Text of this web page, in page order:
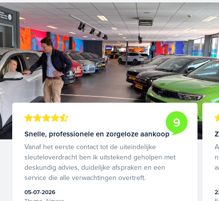
9
Snelle, professionele en zorgeloze aankoop
Vanaf het eerste contact tot de uiteindelijke
sleuteloverdracht ben ik uitstekend geholpen met
deskundig advies, duidelijke afspraken en een
service die alle verwachtingen overtreft.
05-07-2026